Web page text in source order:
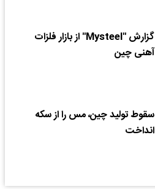
گزارش "Mysteel" از بازار فلزات
آهنی چین
سقوط تولید چین، مس را از سکه
انداخت